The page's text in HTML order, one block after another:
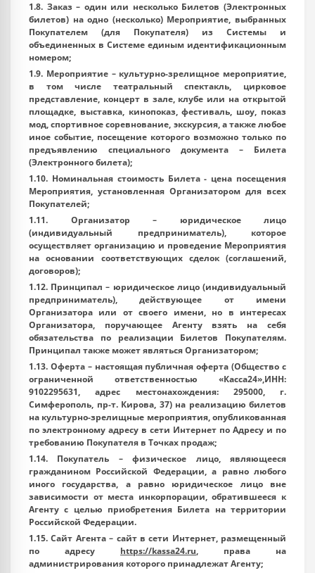
1.8. Заказ – один или несколько Билетов (Электронных
билетов) на одно (несколько) Мероприятие, выбранных
Покупателем (для Покупателя) из Системы и
объединенных в Системе единым идентификационным
номером;
1.9. Мероприятие – культурно-зрелищное мероприятие,
в том числе театральный спектакль, цирковое
представление, концерт в зале, клубе или на открытой
площадке, выставка, кинопоказ, фестиваль, шоу, показ
мод, спортивное соревнование, экскурсия, а также любое
иное событие, посещение которого возможно только по
предъявлению специального документа – Билета
(Электронного билета);
1.10. Номинальная стоимость Билета- цена посещения
Мероприятия, установленная Организатором для всех
Покупателей;
1.11. Организатор – юридическое лицо
(индивидуальный предприниматель), которое
осуществляет организацию и проведение Мероприятия
на основании соответствующих сделок (соглашений,
договоров);
1.12. Принципал – юридическое лицо (индивидуальный
предприниматель), действующее от имени
Организатора или от своего имени, но в интересах
Организатора, поручающее Агенту взять на себя
обязательства по реализации Билетов Покупателям.
Принципал также может являться Организатором;
1.13. Оферта– настоящая публичная оферта (Общество с
ограниченной ответственностью «Касса24»,ИНН:
9102295631, адрес местонахождения: 295000, г.
Симферополь, пр-т. Кирова, 37) на реализацию билетов
на культурно-зрелищные мероприятия, опубликованная
по электронному адресу в сети Интернет по Адресу и по
требованию Покупателя в Точках продаж;
1.14. Покупатель – физическое лицо, являющееся
гражданином Российской Федерации, а равно любого
иного государства, а равно юридическое лицо вне
зависимости от места инкорпорации, обратившееся к
Агенту с целью приобретения Билета на территории
Российской Федерации.
1.15.Сайт Агента– сайт в сети Интернет, размещенный
по адресу https://kassa24.ru, права на
администрирования которого принадлежат Агенту;